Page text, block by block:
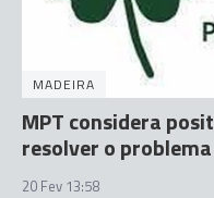
MADEIRA
MPT considera
resolver o
20 Fev 13:58